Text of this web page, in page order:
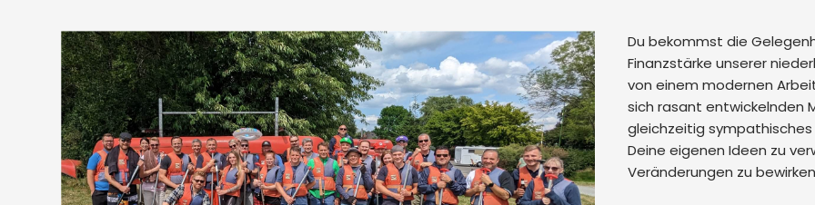
Du bekommst die
Finanzstärke unserer
von einem modernen
sich rasant entwickelnden
gleichzeitig
Deine eigenen Ideen zu
Veränderungen zu